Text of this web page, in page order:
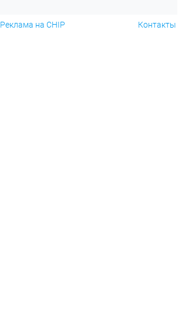
Реклама на CHIP Контакты